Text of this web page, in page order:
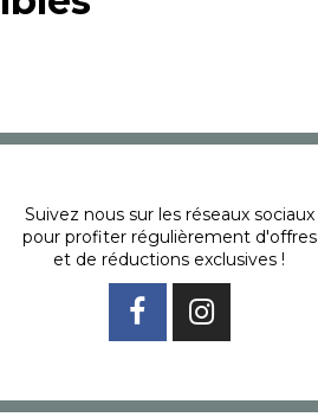
Suivez nous sur les réseaux sociaux
pour profiter régulièrement d'offres
et de réductions exclusives !